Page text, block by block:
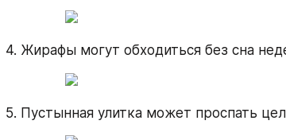
4. Жирафы могут обходиться без сна
5. Пустынная улитка может проспать